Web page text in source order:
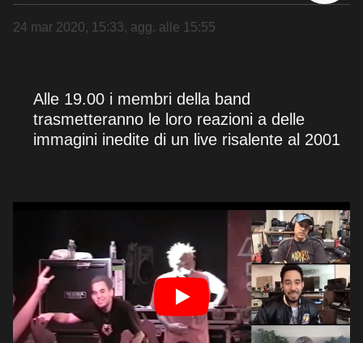
24 mar 2020, 15:33, agg. alle 15:55
Alle 19.00 i membri della band
trasmetteranno le loro reazioni a delle
immagini inedite di un live risalente al 2001